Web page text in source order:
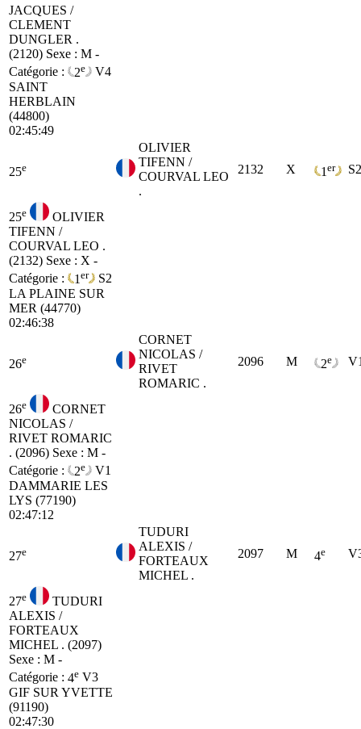
JACQUES /
CLEMENT
DUNGLER .
(2120) Sexe : M -
Catégorie :
2e
V4
SAINT
HERBLAIN
(44800)
02:45:49
25e
OLIVIER
TIFENN /
COURVAL LEO
.
2132 X 1 er S2
25e
OLIVIER
TIFENN /
COURVAL LEO .
(2132) Sexe : X -
Catégorie :
1 er
S2
LA PLAINE SUR
MER (44770)
02:46:38
26e
CORNET
NICOLAS /
RIVET
ROMARIC .
2096 M 2e
26e
CORNET
NICOLAS /
RIVET ROMARIC
. (2096) Sexe : M -
Catégorie :
2e
V1
DAMMARIE LES
LYS (77190)
02:47:12
27e
TUDURI
ALEXIS /
FORTEAUX
MICHEL .
2097 M 4e
27e
TUDURI
ALEXIS /
FORTEAUX
MICHEL . (2097)
Sexe : M -
Catégorie : 4e V3
GIF SUR YVETTE
(91190)
02:47:30